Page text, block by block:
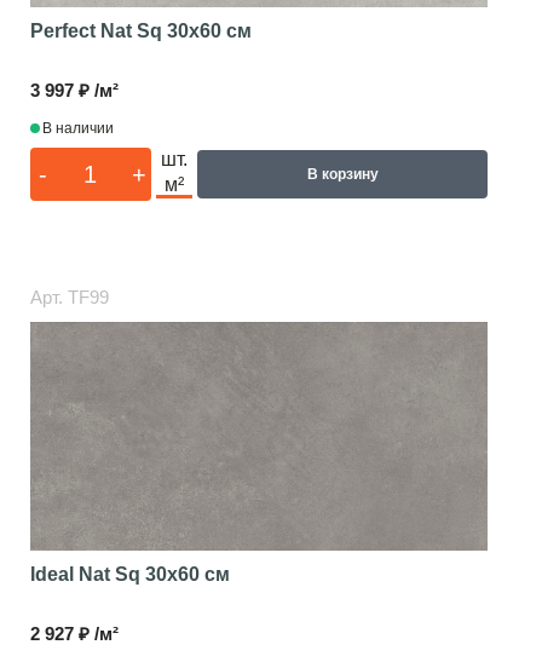
Perfect Nat Sq 30x60 см
3 997 ₽ /м²
В наличии
- +
шт.
м²
В корзину
Арт. TF99
Ideal Nat Sq 30x60 см
2 927 ₽ /м²